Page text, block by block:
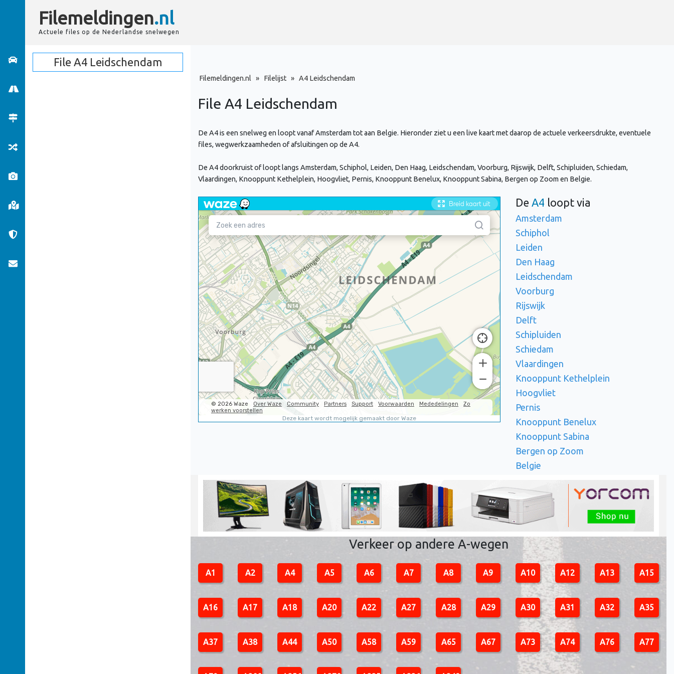
Filemeldingen.nl
Actuele files op de Nederlandse snelwegen
File A4 Leidschendam
Filemeldingen.nl » Filelijst » A4 Leidschendam
File A4 Leidschendam
De A4 is een snelweg en loopt vanaf Amsterdam tot aan Belgie. Hieronder ziet u een live kaart met daarop de actuele verkeersdrukte, eventuele
files, wegwerkzaamheden of afsluitingen op de A4.
De A4 doorkruist of loopt langs Amsterdam, Schiphol, Leiden, Den Haag, Leidschendam, Voorburg, Rijswijk, Delft, Schipluiden, Schiedam,
Vlaardingen, Knooppunt Kethelplein, Hoogvliet, Pernis, Knooppunt Benelux, Knooppunt Sabina, Bergen op Zoom en Belgie.
De A4 loopt via
Amsterdam
Schiphol
Leiden
Den Haag
Leidschendam
Voorburg
Rijswijk
Delft
Schipluiden
Schiedam
Vlaardingen
Knooppunt Kethelplein
Hoogvliet
Pernis
Knooppunt Benelux
Knooppunt Sabina
Bergen op Zoom
Belgie
Verkeer op andere A-wegen
A1 A2 A4 A5 A6 A7 A8 A9 A10 A12 A13 A15
A16 A17 A18 A20 A22 A27 A28 A29 A30 A31 A32 A35
A37 A38 A44 A50 A58 A59 A65 A67 A73 A74 A76 A77